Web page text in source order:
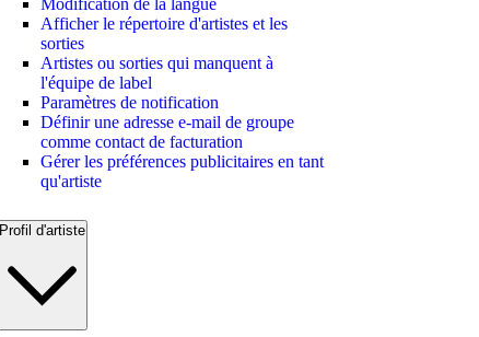
Afficher le répertoire d'artistes et les
sorties
Artistes ou sorties qui manquent à
l'équipe de label
Paramètres de notification
Définir une adresse e-mail de groupe
comme contact de facturation
Gérer les préférences publicitaires en tant
qu'artiste
Profil d'artiste